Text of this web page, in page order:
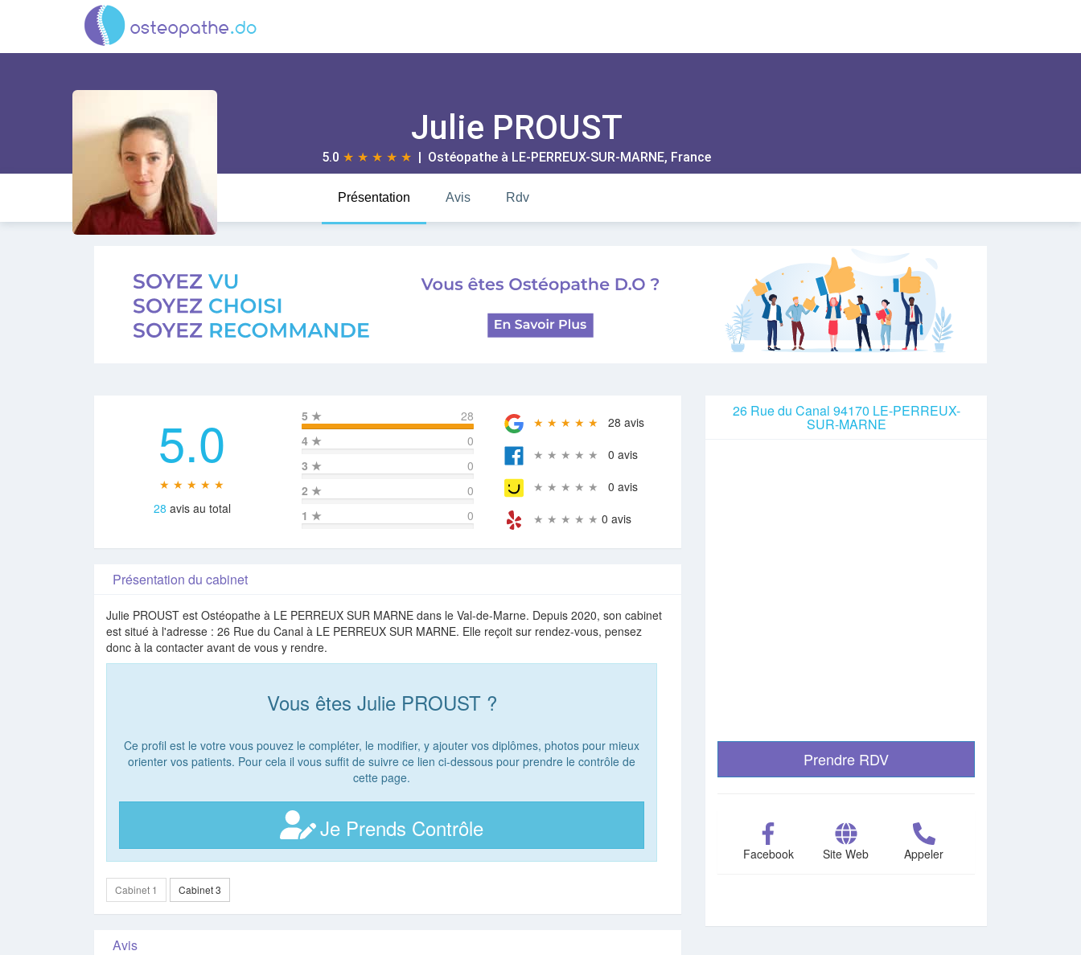
Julie PROUST
5.0 ★ ★ ★ ★ ★ | Ostéopathe à LE-PERREUX-SUR-MARNE, France
Présentation Avis Rdv
5.0
★ ★ ★ ★ ★
28 avis au total
5 ★
28
4 ★
0
3 ★
0
2 ★
0
1 ★ 0
★ ★ ★ ★ ★ 28 avis
★ ★ ★ ★ ★ 0 avis
★ ★ ★ ★ ★ 0 avis
★ ★ ★ ★ ★ 0 avis
Présentation du cabinet
Julie PROUST est Ostéopathe à LE PERREUX SUR MARNE dans le Val-de-Marne. Depuis 2020, son cabinet
est situé à l'adresse : 26 Rue du Canal à LE PERREUX SUR MARNE. Elle reçoit sur rendez-vous, pensez
donc à la contacter avant de vous y rendre.
Vous êtes Julie PROUST ?
Ce profil est le votre vous pouvez le compléter, le modifier, y ajouter vos diplômes, photos pour mieux
orienter vos patients. Pour cela il vous suffit de suivre ce lien ci-dessous pour prendre le contrôle de
cette page.
Je Prends Contrôle
Cabinet 1 Cabinet 3
Avis
26 Rue du Canal 94170 LE-PERREUX-
SUR-MARNE
Prendre RDV
Facebook Site Web Appeler